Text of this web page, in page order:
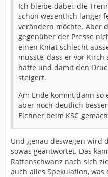
Ich bleibe dabei, die
schon wesentlich länger
verändern möchte. Aber
gegenüber der Presse
einen Kniat schlecht
müsste, dass er vor
hatte und damit den
steigert.
Am Ende kommt dann
aber noch deutlich
Eichner beim KSC
Und genau deswegen
sowas geantwortet. Das
Rattenschwanz nach sich
auch alles Spekulation,